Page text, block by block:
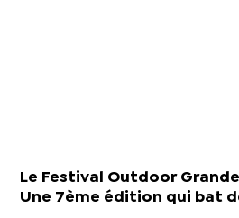
Le Festival Outdoor
Une 7ème édition qui bat